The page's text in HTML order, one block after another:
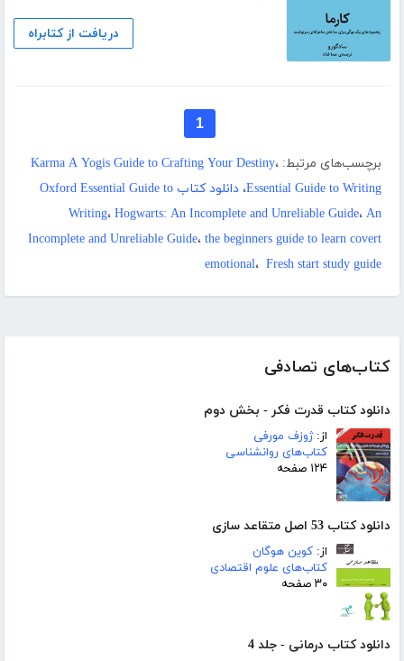
کتاب‌های تصادفی
دانلود کتاب قدرت فکر - بخش دوم
از:ژوزف مورفی
کتاب‌های روانشناسی
۱۲۴ صفحه
دانلود کتاب 53 اصل متقاعد سازی
از: کوین هوگان
کتاب‌های علوم اقتصادی
۳۰ صفحه
دانلود کتاب درمانی - جلد 4
دریافت از کتابراه
1
برچسب‌های مرتبط: Karma A Yogis Guide to Crafting Your Destiny،
Essential Guide to Writing،
دانلود کتاب Oxford Essential Guide to
Writing، Hogwarts: An Incomplete and Unreliable Guide، An
Incomplete and Unreliable Guide، the beginners guide to learn covert
emotional، ‭ Fresh start study guide